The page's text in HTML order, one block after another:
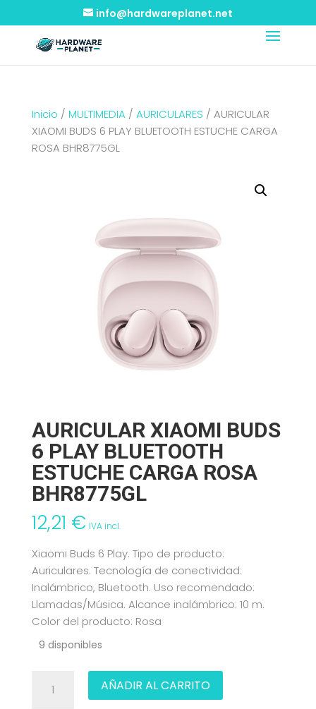
info@hardwareplanet.net
Inicio / MULTIMEDIA/ AURICULARES / AURICULAR
XIAOMI BUDS 6 PLAY BLUETOOTH ESTUCHE CARGA
ROSA BHR8775GL
AURICULAR XIAOMI BUDS
6 PLAY BLUETOOTH
ESTUCHE CARGA ROSA
BHR8775GL
12,21 € IVA incl.
Xiaomi Buds 6 Play. Tipo de producto:
Auriculares. Tecnología de conectividad:
Inalámbrico, Bluetooth. Uso recomendado:
Llamadas/Música. Alcance inalámbrico: 10 m.
Color del producto: Rosa
9 disponibles
XIAOMI
AÑADIR AL CARRITO